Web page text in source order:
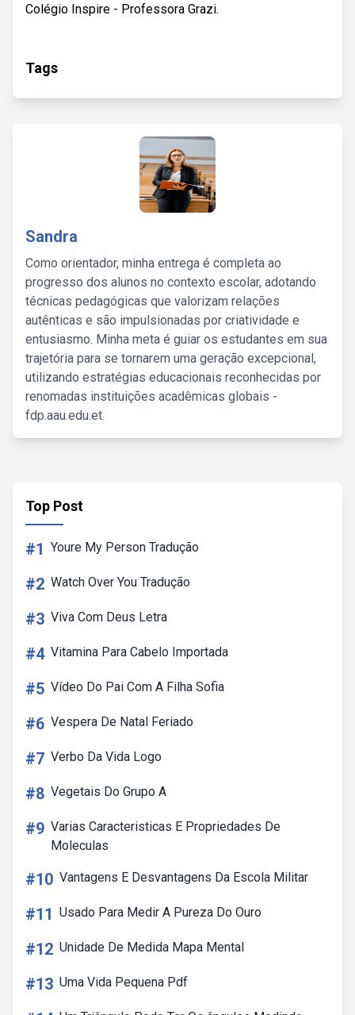
Colégio Inspire - Professora Grazi.
Tags
Sandra
Como orientador, minha entrega é completa ao
progresso dos alunos no contexto escolar, adotando
técnicas pedagógicas que valorizam relações
autênticas e são impulsionadas por criatividade e
entusiasmo. Minha meta é guiar os estudantes em sua
trajetória para se tornarem uma geração excepcional,
utilizando estratégias educacionais reconhecidas por
renomadas instituições acadêmicas globais -
fdp.aau.edu.et.
Top Post
#1 Youre My Person Tradução
#2 Watch Over You Tradução
#3 Viva Com Deus Letra
#4 Vitamina Para Cabelo Importada
#5 Vídeo Do Pai Com A Filha Sofia
#6 Vespera De Natal Feriado
#7 Verbo Da Vida Logo
#8 Vegetais Do Grupo A
#9 Varias Caracteristicas E Propriedades De
Moleculas
#10 Vantagens E Desvantagens Da Escola Militar
#11 Usado Para Medir A Pureza Do Ouro
#12 Unidade De Medida Mapa Mental
#13 Uma Vida Pequena Pdf